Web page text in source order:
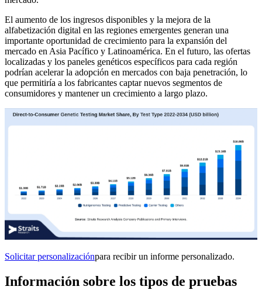
El aumento de los ingresos disponibles y la mejora de la
alfabetización digital en las regiones emergentes generan una
importante oportunidad de crecimiento para la expansión del
mercado en Asia Pacífico y Latinoamérica. En el futuro, las ofertas
localizadas y los paneles genéticos específicos para cada región
podrían acelerar la adopción en mercados con baja penetración, lo
que permitiría a los fabricantes captar nuevos segmentos de
consumidores y mantener un crecimiento a largo plazo.
Solicitar personalizaciónpara recibir un informe personalizado.
Información sobre los tipos de pruebas